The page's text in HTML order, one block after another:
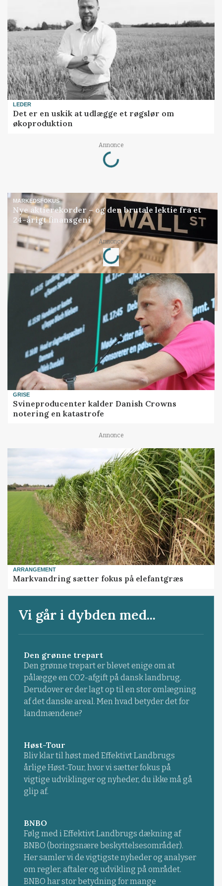
LEDER
Det er en uskik at udlægge et røgslør om
økoproduktion
Annonce
Loading...
MARKEDSFOKUS
Nye aktierekorder – og den brutale lektie fra et
24-årigt finansgeni
Annonce
Loading...
GRISE
Svineproducenter kalder Danish Crowns
notering en katastrofe
Annonce
ARRANGEMENT
Markvandring sætter fokus på elefantgræs
Vi går i dybden med...
Den grønne trepart
Den grønne trepart er blevet enige om at
pålægge en CO2-afgift på dansk landbrug.
Derudover er der lagt op til en stor omlægning
af det danske areal. Men hvad betyder det for
landmændene?
Høst-Tour
Bliv klar til høst med Effektivt Landbrugs
årlige Høst-Tour, hvor vi sætter fokus på
vigtige udviklinger og nyheder, du ikke må gå
glip af.
BNBO
Følg med i Effektivt Landbrugs dækning af
BNBO (boringsnære beskyttelsesområder).
Her samler vi de vigtigste nyheder og analyser
om regler, aftaler og udvikling på området.
BNBO har stor betydning for mange